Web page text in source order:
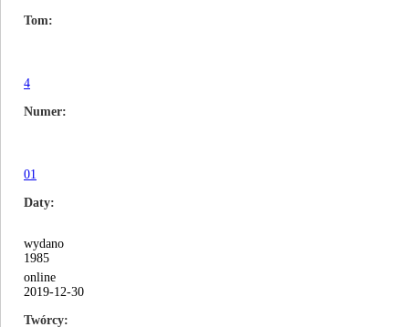
Tom
4
Numer
01
Daty
wydano
1985
online
2019-12-30
Twórcy